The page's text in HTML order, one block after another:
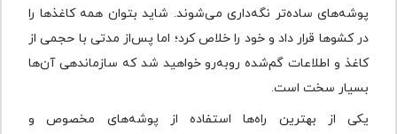
پوشه‌های ساده‌تر نگه‌داری می‌شوند. شاید بتوان همه کاغذها را
در کشوها قرار داد و خود را خلاص کرد؛ اما پس‌از مدتی با حجمی از
کاغذ و اطلاعات گم‌شده روبه‌رو خواهید شد که سازماندهی آن‌ها
بسیار سخت است.
یکی از بهترین راه‌ها استفاده از پوشه‌های مخصوص و